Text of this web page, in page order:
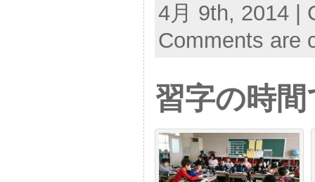
4月 9th, 2014 |
Comments are
習字の時